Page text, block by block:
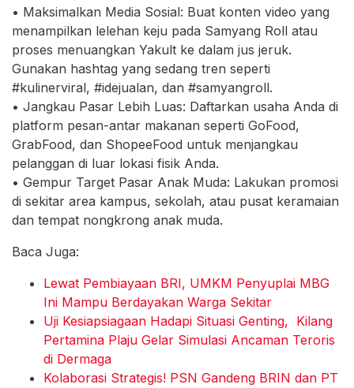
• Maksimalkan Media Sosial: Buat konten video yang
menampilkan lelehan keju pada Samyang Roll atau
proses menuangkan Yakult ke dalam jus jeruk.
Gunakan hashtag yang sedang tren seperti
#kulinerviral, #idejualan, dan #samyangroll.
• Jangkau Pasar Lebih Luas: Daftarkan usaha Anda di
platform pesan-antar makanan seperti GoFood,
GrabFood, dan ShopeeFood untuk menjangkau
pelanggan di luar lokasi fisik Anda.
• Gempur Target Pasar Anak Muda: Lakukan promosi
di sekitar area kampus, sekolah, atau pusat keramaian
dan tempat nongkrong anak muda.
Baca Juga:
Lewat Pembiayaan BRI, UMKM Penyuplai MBG
Ini Mampu Berdayakan Warga Sekitar
Uji Kesiapsiagaan Hadapi Situasi Genting, Kilang
Pertamina Plaju Gelar Simulasi Ancaman Teroris
di Dermaga
Kolaborasi Strategis! PSN Gandeng BRIN dan PT